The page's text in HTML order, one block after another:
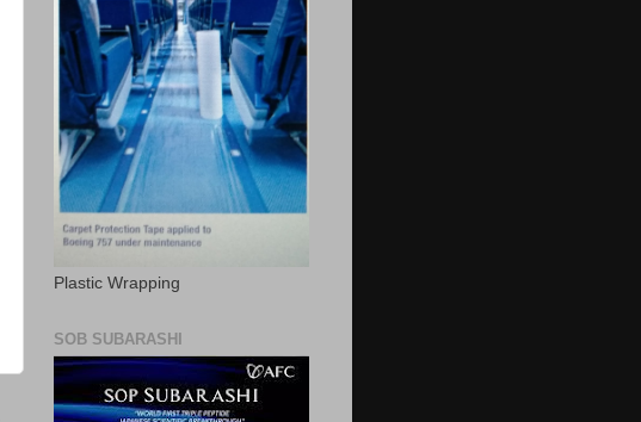
Plastic Wrapping
SOB SUBARASHI